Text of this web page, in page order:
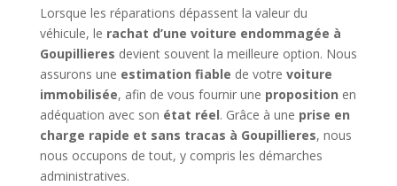
Lorsque les réparations dépassent la valeur du
véhicule, le rachat d’une voiture endommagée à
Goupillieres devient souvent la meilleure option. Nous
assurons une estimation fiable de votre voiture
immobilisée, afin de vous fournir une proposition en
adéquation avec son état réel. Grâce à une prise en
charge rapide et sans tracas à Goupillieres, nous
nous occupons de tout, y compris les démarches
administratives.